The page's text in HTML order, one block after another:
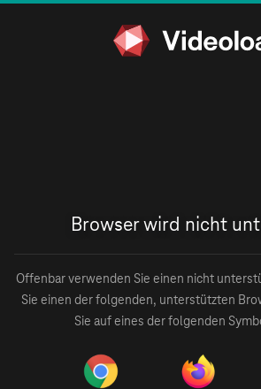
Browser wird nicht
Offenbar verwenden Sie einen nicht
Sie einen der folgenden, unterstützten
Sie auf eines der folgenden